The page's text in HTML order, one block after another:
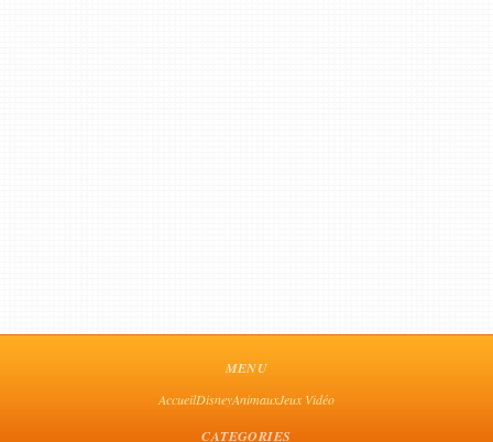
MENU
AccueilDisneyAnimauxJeux Vidéo
CATEGORIES